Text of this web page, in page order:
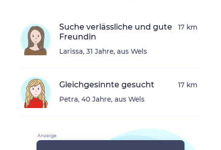
Suche verlässliche und gute
Freundin
Larissa, 31 Jahre, aus Wels
17 km
Gleichgesinnte gesucht
Petra, 40 Jahre, aus Wels
17 km